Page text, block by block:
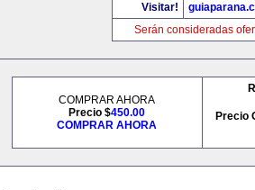
Visitar!
Serán consideradas
COMPRAR AHORA
Precio $450.00
COMPRAR AHORA
Precio